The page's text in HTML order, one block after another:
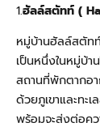
1.ฮัลล์สตัทท์ (
หมู่บ้านฮัลล์สตัท
เป็นหนึ่งในหมู่บ้า
สถานที่พักตากอ
ด้วยภูเขาและทะ
พร้อมจะส่งต่อค